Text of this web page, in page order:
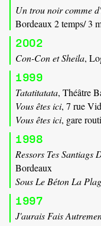
Un trou noir comme
Bordeaux 2 temps/ 3
2002
Con-Con et Sheila,
1999
Tatatitatata, Théâtre
Vous êtes ici, 7 rue
Vous êtes ici, gare
1998
Ressors Tes Santiags
Bordeaux
Sous Le Béton La
1997
J'aurais Fais